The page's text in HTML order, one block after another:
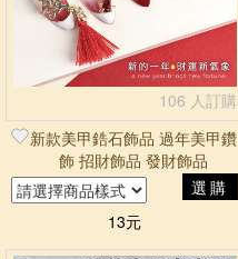
106 人訂購
新款美甲鋯石飾品 過年美甲鑽
飾 招財飾品 發財飾品
選購
13元